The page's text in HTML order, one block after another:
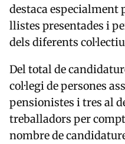
destaca especialment
llistes presentades i
dels diferents
Del total de
col·legi de persones
pensionistes i tres al
treballadors per
nombre de